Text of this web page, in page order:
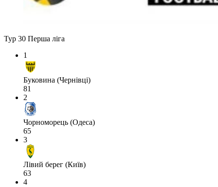
Тур 30 Перша ліга
1
Буковина (Чернівці)
81
2
Чорноморець (Одеса)
65
3
Лівий берег (Київ)
63
4